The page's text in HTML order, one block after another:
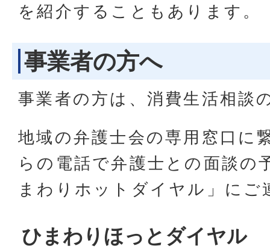
を紹介することもあります。
事業者の方へ
事業者の方は、消費生活相談
地域の弁護士会の専用窓口に
らの電話で弁護士との面談の
まわりホットダイヤル」にご
ひまわりほっとダイヤル